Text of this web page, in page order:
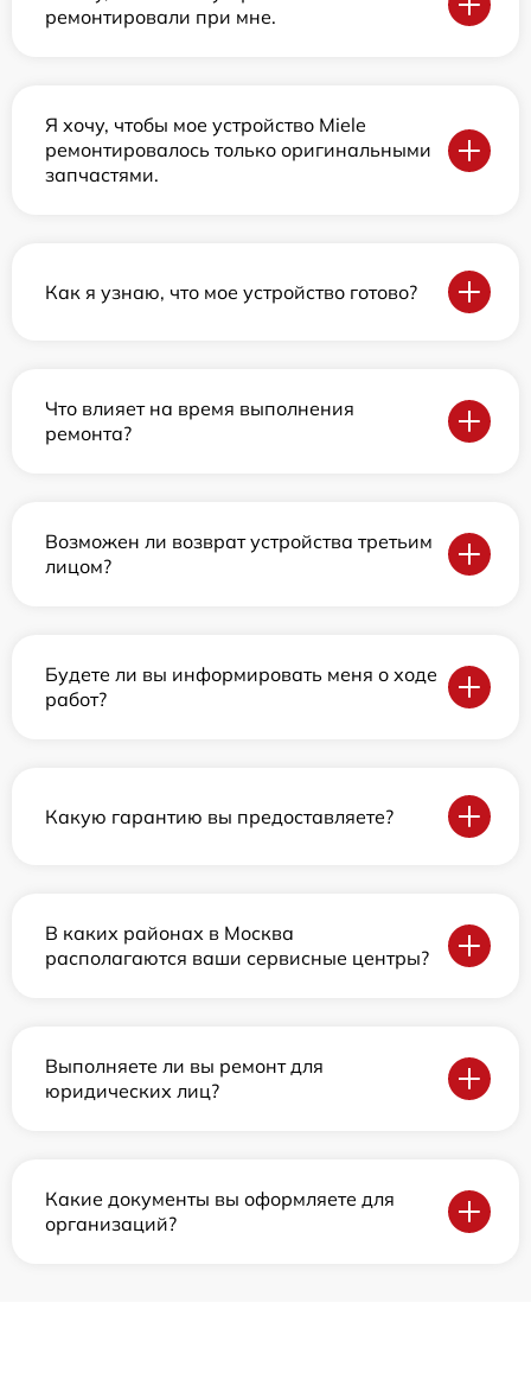
ремонтировали при мне.
Я хочу, чтобы мое устройство Miele
ремонтировалось только оригинальными
запчастями.
Как я узнаю, что мое устройство готово?
Что влияет на время выполнения
ремонта?
Возможен ли возврат устройства третьим
лицом?
Будете ли вы информировать меня о ходе
работ?
Какую гарантию вы предоставляете?
В каких районах в Москва
располагаются ваши сервисные центры?
Выполняете ли вы ремонт для
юридических лиц?
Какие документы вы оформляете для
организаций?